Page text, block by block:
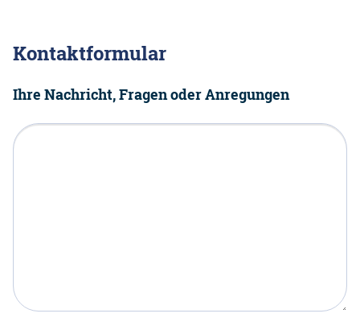
Kontaktformular
Ihre Nachricht, Fragen oder Anregungen